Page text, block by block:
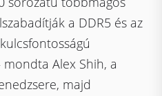
a DDR5 és az
mondta Alex Shih, a
majd